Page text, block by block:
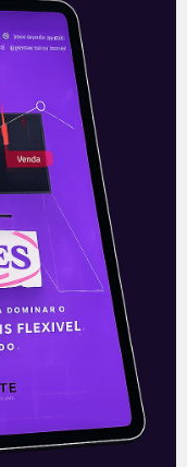
histórico
e a
contra